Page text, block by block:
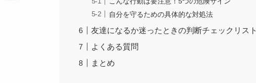
自分を守るための具体的な対処法
友達になるか迷ったときの判断チェックリスト
よくある質問
まとめ